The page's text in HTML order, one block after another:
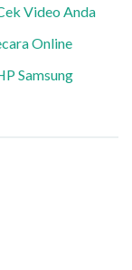
Video Anda
Online
Samsung